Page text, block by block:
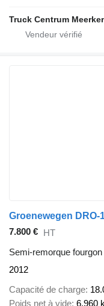
Truck Centrum
Groenewegen DRO-
7.800 € HT
Semi-remorque fourgon
2012
Capacité de charge
Poids net à vide 6.960